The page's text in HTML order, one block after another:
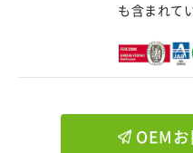
も含まれて
OEM